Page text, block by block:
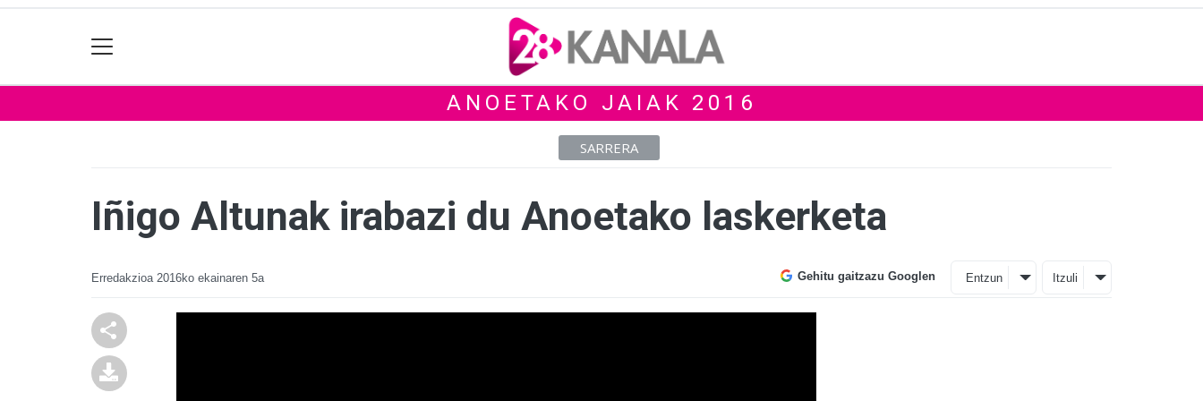
ANOETAKO JAIAK 2016
SARRERA
Iñigo Altunak irabazi du Anoetako laskerketa
Erredakzioa 2016ko ekainaren 5a Gehitu gaitzazu Googlen Entzun Itzuli